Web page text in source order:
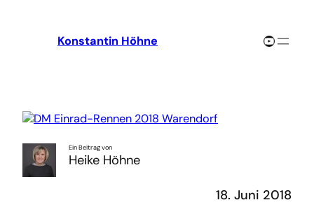
Konstantin Höhne YouTube-Channel
Ein Beitrag von
Heike Höhne
18. Juni 2018